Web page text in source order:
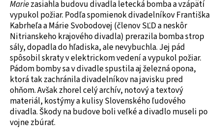
Mariezasiahla budovu divadla letecká bomba a vzápätí
vypukol požiar. Podľa spomienok divadelníkov Františka
Kabrheľa a Márie Svobodovej (členov SĽD a neskôr
Nitrianskeho krajového divadla) prerazila bomba strop
sály, dopadla do hľadiska, ale nevybuchla. Jej pád
spôsobil skraty v elektrickom vedení a vypukol požiar.
Pádom bomby sa v divadle spustila aj železná opona,
ktorá tak zachránila divadelníkov na javisku pred
ohňom. Avšak zhorel celý archív, notový a textový
materiál, kostýmy a kulisy Slovenského ľudového
divadla. Škody na budove boli veľké a divadlo museli po
vojne zbúrať.